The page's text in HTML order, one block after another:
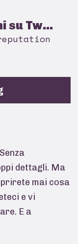
su Tw...
dettagli. Ma
mai cosa
e vi
E a